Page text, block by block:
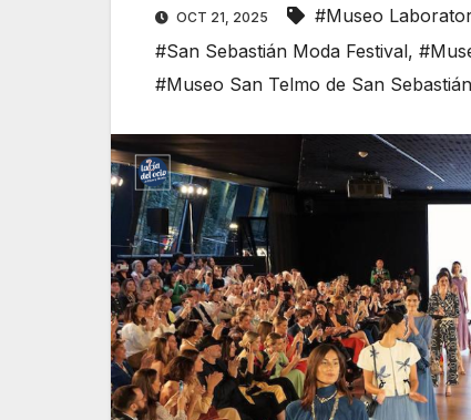
OCT 21, 2025 #Museo
#San Sebastián Moda Festival,
#Museo San Telmo de San Sebastián